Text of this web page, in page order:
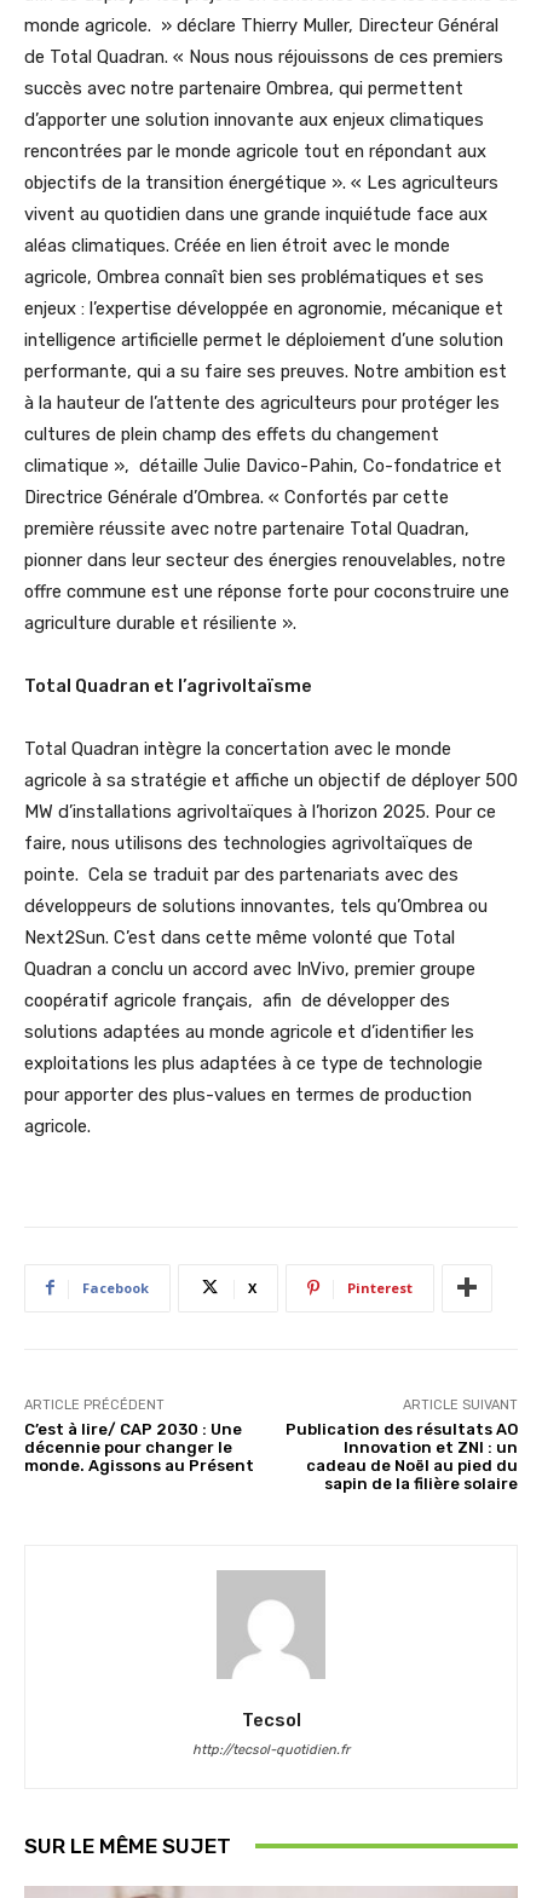
monde agricole. » déclare Thierry Muller, Directeur Général
de Total Quadran. « Nous nous réjouissons de ces premiers
succès avec notre partenaire Ombrea, qui permettent
d’apporter une solution innovante aux enjeux climatiques
rencontrées par le monde agricole tout en répondant aux
objectifs de la transition énergétique ». « Les agriculteurs
vivent au quotidien dans une grande inquiétude face aux
aléas climatiques. Créée en lien étroit avec le monde
agricole, Ombrea connaît bien ses problématiques et ses
enjeux : l’expertise développée en agronomie, mécanique et
intelligence artificielle permet le déploiement d’une solution
performante, qui a su faire ses preuves. Notre ambition est
à la hauteur de l’attente des agriculteurs pour protéger les
cultures de plein champ des effets du changement
climatique », détaille Julie Davico-Pahin, Co-fondatrice et
Directrice Générale d’Ombrea. « Confortés par cette
première réussite avec notre partenaire Total Quadran,
pionner dans leur secteur des énergies renouvelables, notre
offre commune est une réponse forte pour coconstruire une
agriculture durable et résiliente ».
Total Quadran et l’agrivoltaïsme
Total Quadran intègre la concertation avec le monde
agricole à sa stratégie et affiche un objectif de déployer 500
MW d’installations agrivoltaïques à l’horizon 2025. Pour ce
faire, nous utilisons des technologies agrivoltaïques de
pointe. Cela se traduit par des partenariats avec des
développeurs de solutions innovantes, tels qu’Ombrea ou
Next2Sun. C’est dans cette même volonté que Total
Quadran a conclu un accord avec InVivo, premier groupe
coopératif agricole français, afin de développer des
solutions adaptées au monde agricole et d’identifier les
exploitations les plus adaptées à ce type de technologie
pour apporter des plus-values en termes de production
agricole.
Facebook X Pinterest
ARTICLE PRÉCÉDENT
C’est à lire/ CAP 2030 : Une
décennie pour changer le
monde. Agissons au Présent
ARTICLE SUIVANT
Publication des résultats AO
Innovation et ZNI : un
cadeau de Noël au pied du
sapin de la filière solaire
Tecsol
http://tecsol-quotidien.fr
SUR LE MÊME SUJET